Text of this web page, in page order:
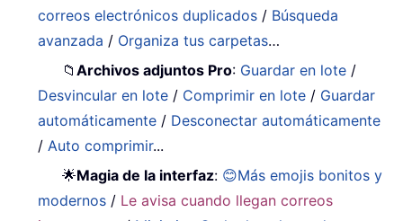
correos electrónicos duplicados / Búsqueda
avanzada / Organiza tus carpetas…
📁Archivos adjuntos Pro: Guardar en lote /
Desvincular en lote / Comprimir en lote / Guardar
automáticamente / Desconectar automáticamente
/ Auto comprimir...
🌟Magia de la interfaz: 😊Más emojis bonitos y
modernos / Le avisa cuando llegan correos